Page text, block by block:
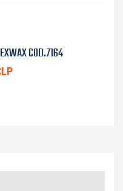
COD.7164